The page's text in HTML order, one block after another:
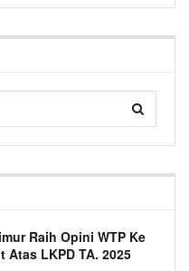
Raih Opini WTP Ke
Atas LKPD TA. 2025